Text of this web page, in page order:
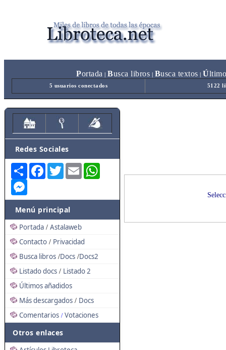
Portada Busca libros Busca textos Ú
5 usuarios conectados 5122
Redes Sociales
Share FacebookTwitterEmail
Menú principal
Portada / Astalaweb
Contacto / Privacidad
Busca libros /Docs /Docs2
Listado docs / Listado 2
Últimos añadidos
Más descargados / Docs
Comentarios / Votaciones
Otros enlaces